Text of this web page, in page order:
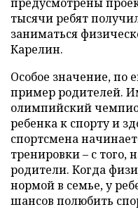
тысячи ребят
заниматься
Карелин.
Особое значение,
пример родителей.
олимпийский
ребенка к спорту и
спортсмена
тренировки – с того,
родители. Когда
нормой в семье, у
шансов полюбить